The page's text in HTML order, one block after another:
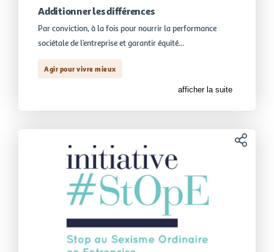
Additionner les différences
Par conviction, à la fois pour nourrir la performance
sociétale de l’entreprise et garantir équité...
Agir pour vivre mieux
afficher la suite
Partager